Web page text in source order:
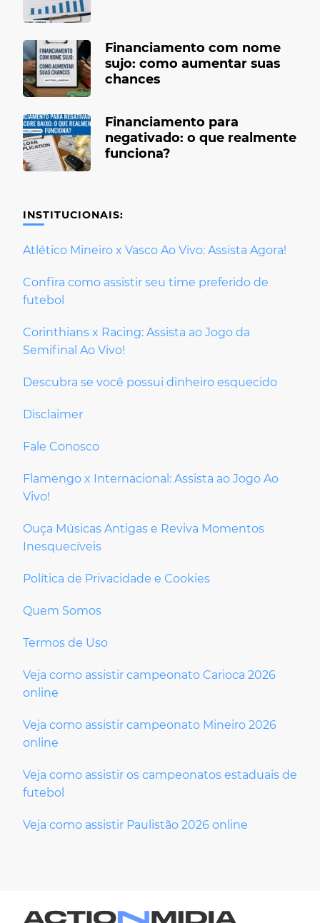
Financiamento com nome
sujo: como aumentar suas
chances
Financiamento para
negativado: o que realmente
funciona?
INSTITUCIONAIS:
Atlético Mineiro x Vasco Ao Vivo: Assista Agora!
Confira como assistir seu time preferido de
futebol
Corinthians x Racing: Assista ao Jogo da
Semifinal Ao Vivo!
Descubra se você possui dinheiro esquecido
Disclaimer
Fale Conosco
Flamengo x Internacional: Assista ao Jogo Ao
Vivo!
Ouça Músicas Antigas e Reviva Momentos
Inesquecíveis
Política de Privacidade e Cookies
Quem Somos
Termos de Uso
Veja como assistir campeonato Carioca 2026
online
Veja como assistir campeonato Mineiro 2026
online
Veja como assistir os campeonatos estaduais de
futebol
Veja como assistir Paulistão 2026 online